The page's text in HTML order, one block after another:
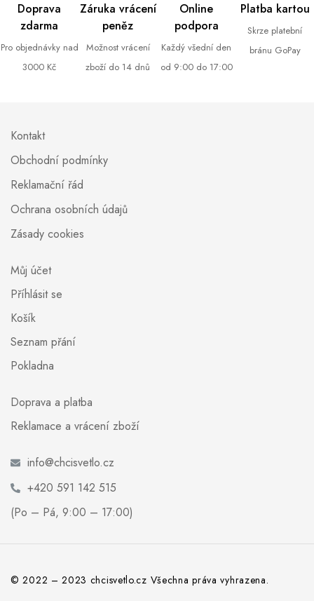
Doprava
zdarma
Pro objednávky nad
3000 Kč
Záruka vrácení
peněz
Možnost vrácení
zboží do 14 dnů
Online
podpora
Každý všední den
od 9:00 do 17:00
Platba kartou
Skrze platební
bránu GoPay
Kontakt
Obchodní podmínky
Reklamační řád
Ochrana osobních údajů
Zásady cookies
Můj účet
Příhlásit se
Košík
Seznam přání
Pokladna
Doprava a platba
Reklamace a vrácení zboží
info@chcisvetlo.cz
+420 591 142 515
(Po – Pá, 9:00 – 17:00)
© 2022 – 2023 chcisvetlo.cz Všechna práva vyhrazena.